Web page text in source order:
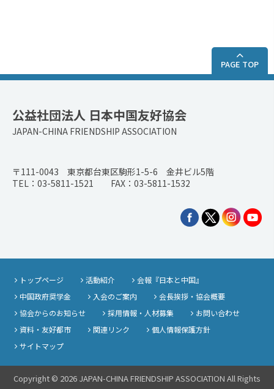
PAGE TOP
公益社団法人 日本中国友好協会
JAPAN-CHINA FRIENDSHIP ASSOCIATION
〒111-0043 東京都台東区駒形1-5-6 金井ビル5階
TEL：03-5811-1521 FAX：03-5811-1532
トップページ 活動紹介
会報『日本と中国』
中国政府奨学金
入会のご案内
会長挨拶・協会概要
協会からのお知らせ
採用情報・人材募集
お問い合わせ
資料・友好都市
関連リンク
個人情報保護方針
サイトマップ
Copyright © 2026 JAPAN-CHINA FRIENDSHIP ASSOCIATION All Rights